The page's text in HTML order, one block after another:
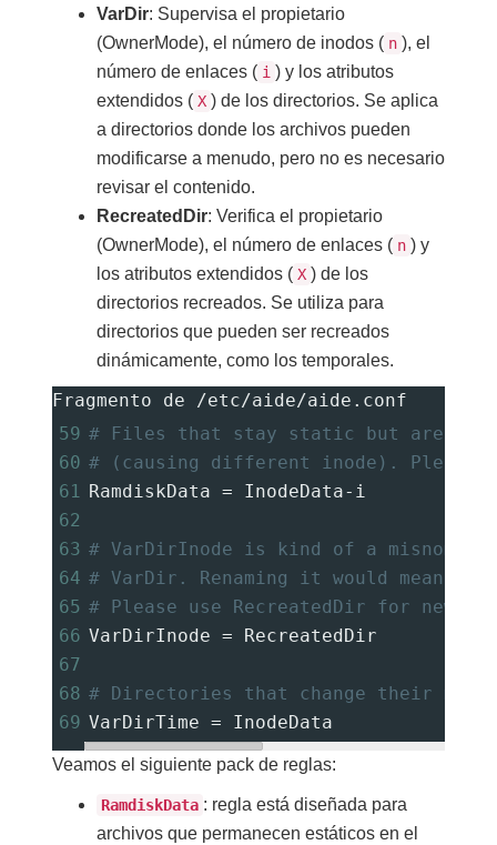
VarDir: Supervisa el propietario
(OwnerMode), el número de inodos ( n ), el
número de enlaces ( i ) y los atributos
extendidos ( X ) de los directorios. Se aplica
a directorios donde los archivos pueden
modificarse a menudo, pero no es necesario
revisar el contenido.
RecreatedDir: Verifica el propietario
(OwnerMode), el número de enlaces ( n ) y
los atributos extendidos ( X ) de los
directorios recreados. Se utiliza para
directorios que pueden ser recreados
dinámicamente, como los temporales.
Fragmento de /etc/aide/aide.conf
59 # Files that stay static but are
60 # (causing different inode). Please
61 RamdiskData = InodeData-i
62
63 # VarDirInode is kind of a
64 # VarDir. Renaming it would mean
65 # Please use RecreatedDir for new
66 VarDirInode = RecreatedDir
67
68 # Directories that change their
69 VarDirTime = InodeData
Veamos el siguiente pack de reglas:
RamdiskData : regla está diseñada para
archivos que permanecen estáticos en el